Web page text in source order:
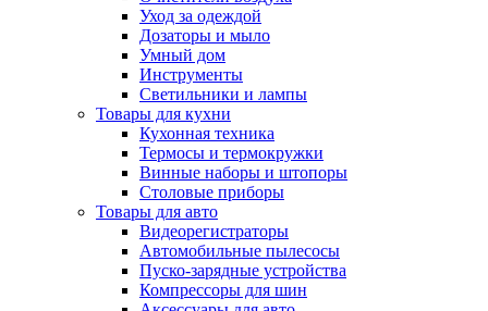
Уход за одеждой
Дозаторы и мыло
Умный дом
Инструменты
Светильники и лампы
Товары для кухни
Кухонная техника
Термосы и термокружки
Винные наборы и штопоры
Столовые приборы
Товары для авто
Видеорегистраторы
Автомобильные пылесосы
Пуско-зарядные устройства
Компрессоры для шин